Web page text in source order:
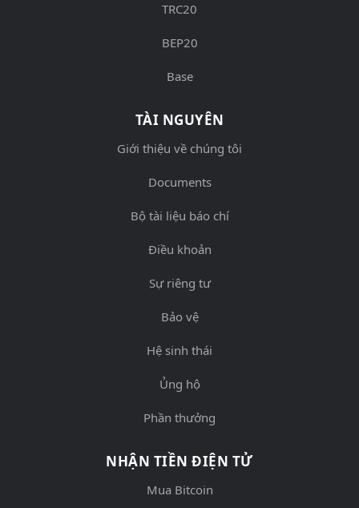
TRC20
BEP20
Base
TÀI NGUYÊN
Giới thiệu về chúng tôi
Documents
Bộ tài liệu báo chí
Điều khoản
Sự riêng tư
Bảo vệ
Hệ sinh thái
Ủng hộ
Phần thưởng
NHẬN TIỀN ĐIỆN TỬ
Mua Bitcoin